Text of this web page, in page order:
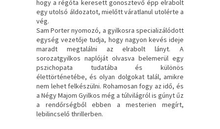
hogy a régóta keresett gonosztevő épp elrabolt
egy utolsó áldozatot, mielőtt váratlanul utolérte a
vég.
Sam Porter nyomozó, a gyilkosra specializálódott
egység vezetője tudja, hogy nagyon kevés ideje
maradt megtalálni az elrabolt lányt. A
sorozatgyilkos naplóját olvasva belemerül egy
pszichopata tudatába és különös
élettörténetébe, és olyan dolgokat talál, amikre
nem lehet felkészülni. Rohamosan fogy az idő, és
a Négy Majom Gyilkos még a túlvilágról is gúnyt űz
a rendőrségből ebben a mesterien megírt,
lebilincselő thrillerben.